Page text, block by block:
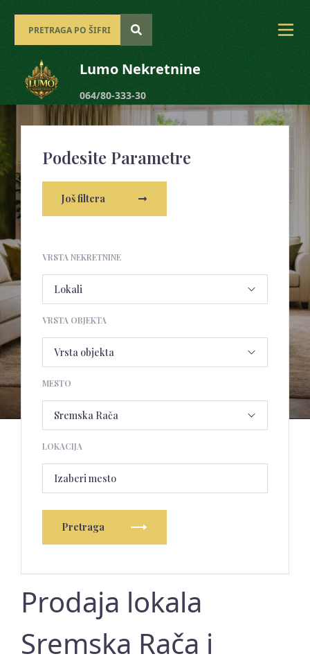
Lumo Nekretnine
064/80-333-30
Podesite Parametre
Još filtera
VRSTA NEKRETNINE
VRSTA OBJEKTA
MESTO
LOKACIJA
Izaberi mesto
Pretraga
Prodaja lokala
Sremska Rača i